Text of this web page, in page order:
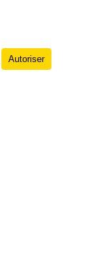
Autoriser